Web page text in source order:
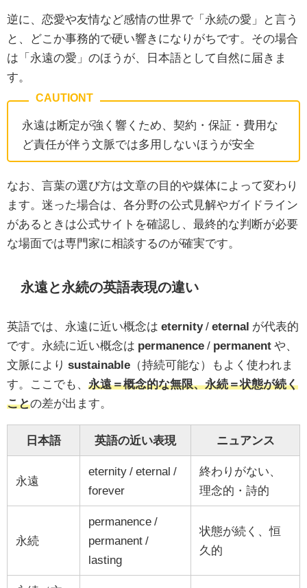
逆に、恋愛や友情など感情の世界で「永続の愛」と言う
と、どこか事務的で硬い響きになりがちです。その場合
は「永遠の愛」のほうが、日本語として自然に届きま
す。
永遠は断定が強く響くため、契約・保証・費用な
ど責任が伴う文脈では多用しないほうが安全
なお、言葉の選び方は文章の目的や媒体によって変わり
ます。迷った場合は、各分野の公式見解やガイドライン
があるときは公式サイトを確認し、最終的な判断が必要
な場面では専門家に相談するのが確実です。
永遠と永続の英語表現の違い
英語では、永遠に近い概念は eternity/ eternal が代表的
です。永続に近い概念は permanence / permanent や、
文脈により sustainable （持続可能な）もよく使われま
す。ここでも、 永遠＝概念的な無限、永続＝状態が続く
ことの差が出ます。
日本語 英語の近い表現 ニュアンス
永遠
eternity / eternal /
forever
終わりがない、
理念的・詩的
永続
permanence /
permanent /
lasting
状態が続く、恒
久的